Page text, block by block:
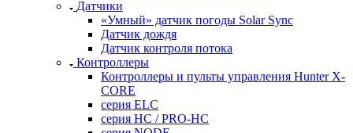
Датчики
«Умный» датчик погоды Solar Sync
Датчик дождя
Датчик контроля потока
Контроллеры
Контроллеры и пульты управления Hunter X-
CORE
серия ELC
серия HC / PRO-HC